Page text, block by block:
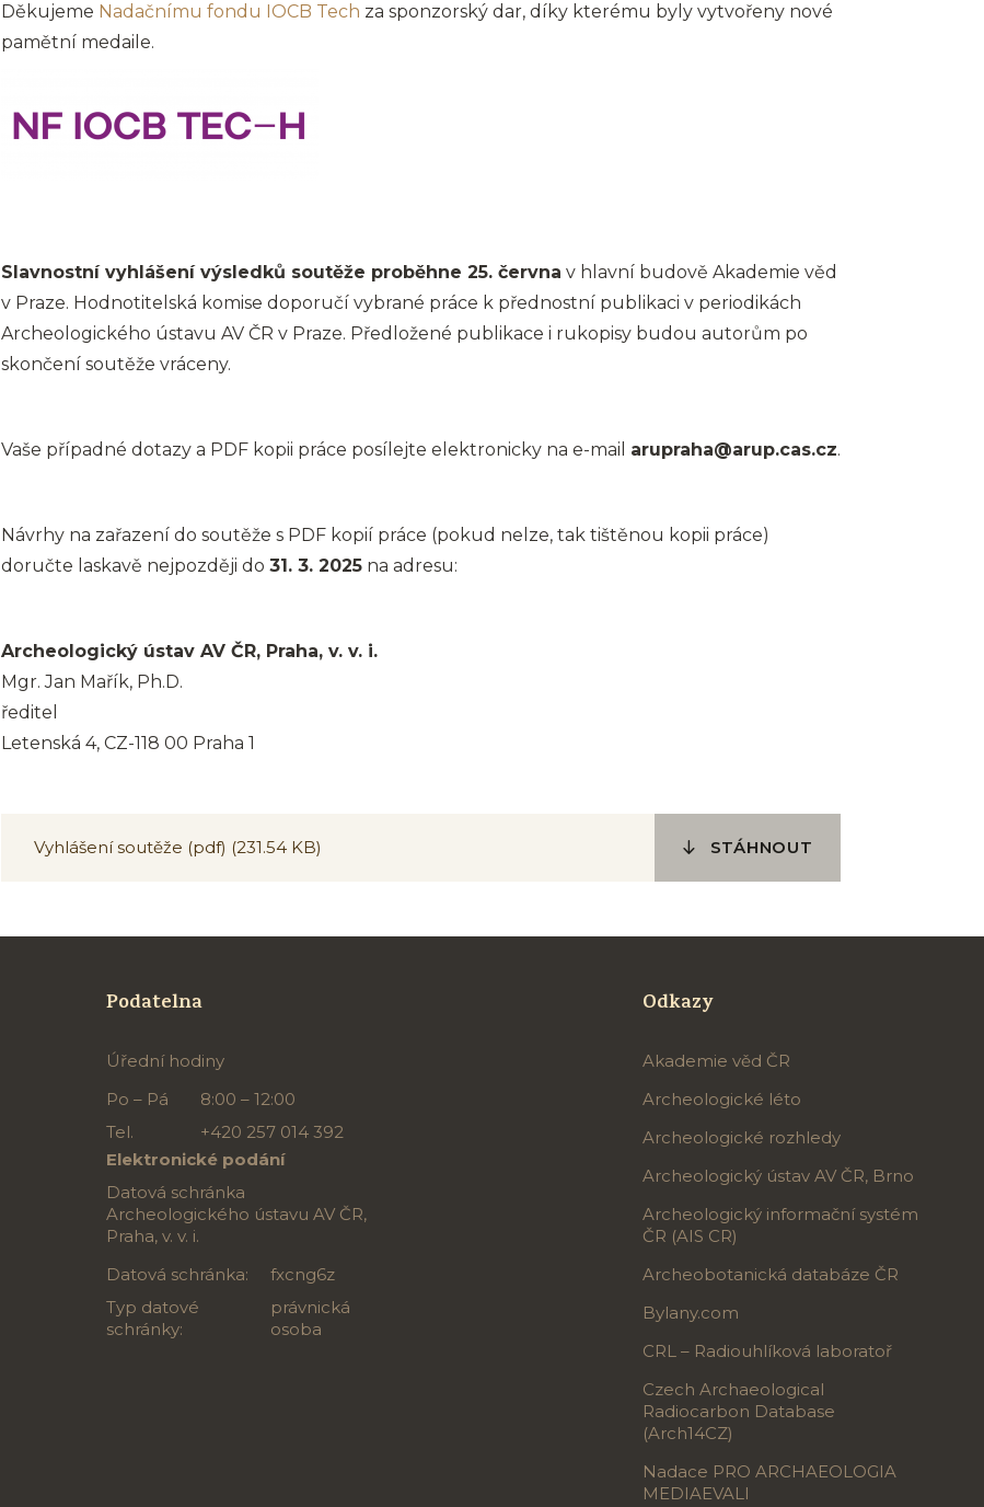
Děkujeme Nadačnímu fondu IOCB Tech za sponzorský dar, díky kterému byly vytvořeny nové
pamětní medaile.
Slavnostní vyhlášení výsledků soutěže proběhne 25. června v hlavní budově Akademie věd
v Praze. Hodnotitelská komise doporučí vybrané práce k přednostní publikaci v periodikách
Archeologického ústavu AV ČR v Praze. Předložené publikace i rukopisy budou autorům po
skončení soutěže vráceny.
Vaše případné dotazy a PDF kopii práce posílejte elektronicky na e-mail arupraha@arup.cas.cz.
Návrhy na zařazení do soutěže s PDF kopií práce (pokud nelze, tak tištěnou kopii práce)
doručte laskavě nejpozději do 31. 3. 2025na adresu:
Archeologický ústav AV ČR, Praha, v. v. i.
Mgr. Jan Mařík, Ph.D.
ředitel
Letenská 4, CZ-118 00 Praha 1
Vyhlášení soutěže (pdf) (231.54 KB) STÁHNOUT
Podatelna
Úřední hodiny
Po – Pá
8:00 – 12:00
Tel.
+420 257 014 392
Elektronické podání
Datová schránka
Archeologického ústavu AV ČR,
Praha, v. v. i.
Datová schránka:
fxcng6z
Typ datové
schránky:
právnická
osoba
Odkazy
Akademie věd ČR
Archeologické léto
Archeologické rozhledy
Archeologický ústav AV ČR, Brno
Archeologický informační systém
ČR (AIS CR)
Archeobotanická databáze ČR
Bylany.com
CRL – Radiouhlíková laboratoř
Czech Archaeological
Radiocarbon Database
(Arch14CZ)
Nadace PRO ARCHAEOLOGIA
MEDIAEVALI